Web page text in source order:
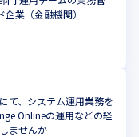
業（金融機関）
て、システム運用業務を
Onlineの運用などの経
ませんか